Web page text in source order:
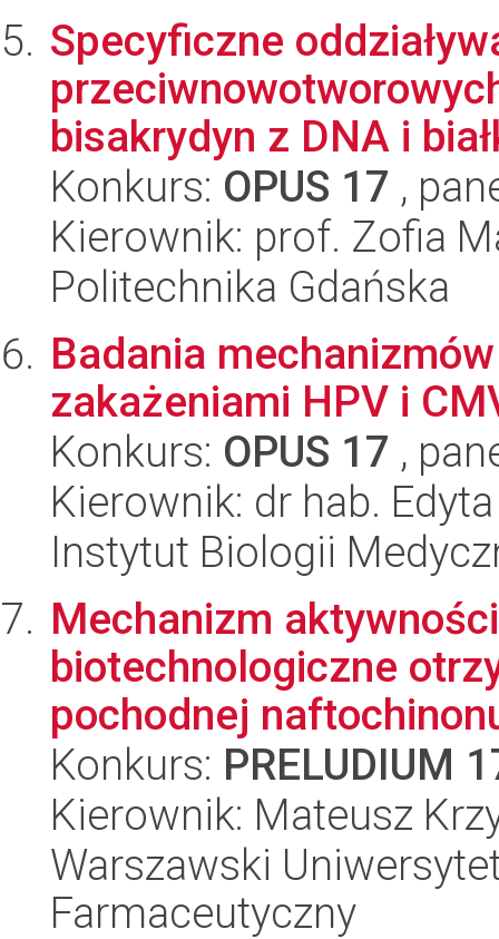
Specyficzne
bisakrydyn z DNA i
Konkurs: OPUS 17 ,
Kierownik: prof. Zofia
Politechnika Gdańska
Badania
zakażeniami HPV i
Konkurs: OPUS 17 ,
Kierownik: dr hab.
Instytut Biologii
Mechanizm
biotechnologiczne
pochodnej
Konkurs: PRELUDIUM
Kierownik: Mateusz
Warszawski
Farmaceutyczny